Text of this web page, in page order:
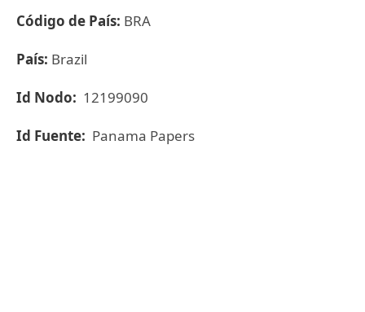
Código de País: BRA
País: Brazil
Id Nodo: 12199090
Id Fuente: Panama Papers